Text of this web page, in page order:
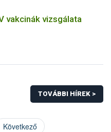
vakcinák vizsgálata
TOVÁBBI HÍREK >
Következő